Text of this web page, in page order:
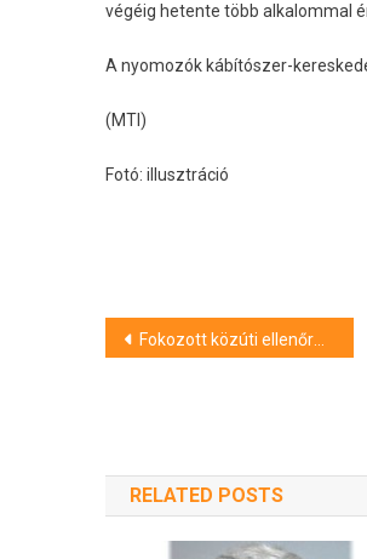
végéig hetente több alkalommal
A nyomozók kábítószer-
(MTI)
Fotó: illusztráció
Bejegyzés
Fokozott közúti ellenőrzést végez a rendőrség a nyári szezonban
RELATED POSTS